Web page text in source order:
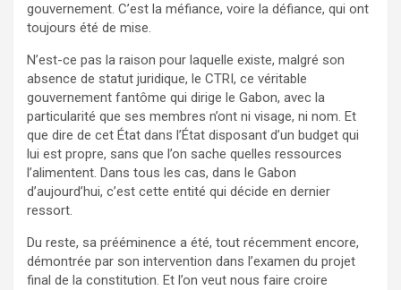
gouvernement. C’est la méfiance, voire la défiance, qui ont
toujours été de mise.
N’est-ce pas la raison pour laquelle existe, malgré son
absence de statut juridique, le CTRI, ce véritable
gouvernement fantôme qui dirige le Gabon, avec la
particularité que ses membres n’ont ni visage, ni nom. Et
que dire de cet État dans l’État disposant d’un budget qui
lui est propre, sans que l’on sache quelles ressources
l’alimentent. Dans tous les cas, dans le Gabon
d’aujourd’hui, c’est cette entité qui décide en dernier
ressort.
Du reste, sa prééminence a été, tout récemment encore,
démontrée par son intervention dans l’examen du projet
final de la constitution. Et l’on veut nous faire croire